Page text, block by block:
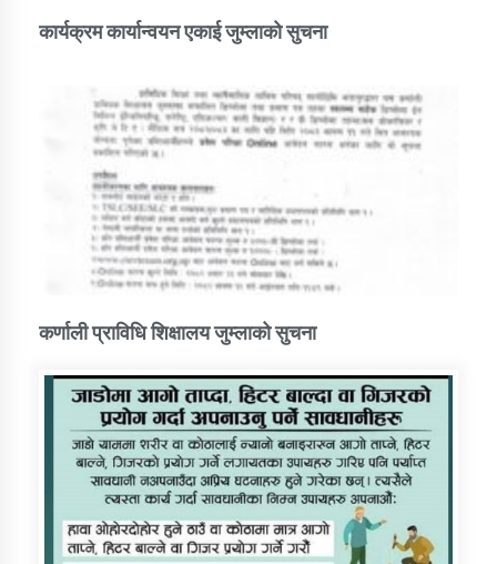
कार्यक्रम कार्यान्वयन एकाई जुम्लाको सुचना
कर्णाली प्राविधि शिक्षालय जुम्लाको सुचना